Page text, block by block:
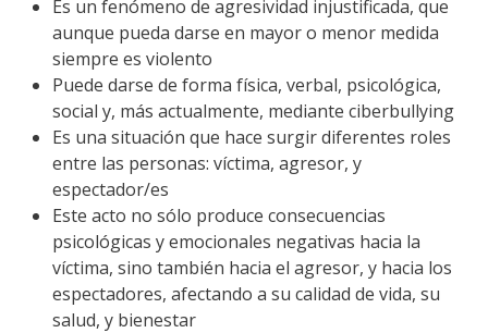
Es un fenómeno de agresividad injustificada, que
aunque pueda darse en mayor o menor medida
siempre es violento
Puede darse de forma física, verbal, psicológica,
social y, más actualmente, mediante ciberbullying
Es una situación que hace surgir diferentes roles
entre las personas: víctima, agresor, y
espectador/es
Este acto no sólo produce consecuencias
psicológicas y emocionales negativas hacia la
víctima, sino también hacia el agresor, y hacia los
espectadores, afectando a su calidad de vida, su
salud, y bienestar